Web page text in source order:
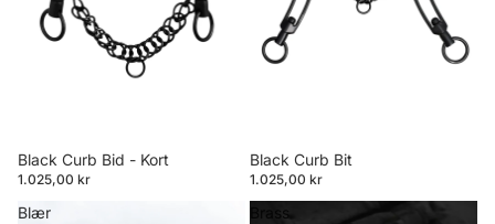
Black Curb Bid - Kort
1.025,00 kr
Black Curb Bit
1.025,00 kr
Blær
Brass